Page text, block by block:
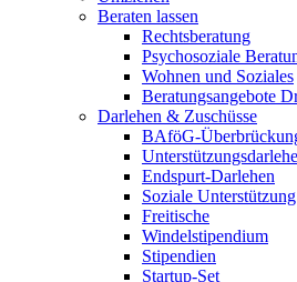
Beraten lassen
Rechtsberatung
Psychosoziale
Wohnen und Soziales
Beratungsangebote
Darlehen & Zuschüsse
BAföG-
Endspurt-Darlehen
Soziale Unterstützung
Freitische
Windelstipendium
Stipendien
Startup-Set